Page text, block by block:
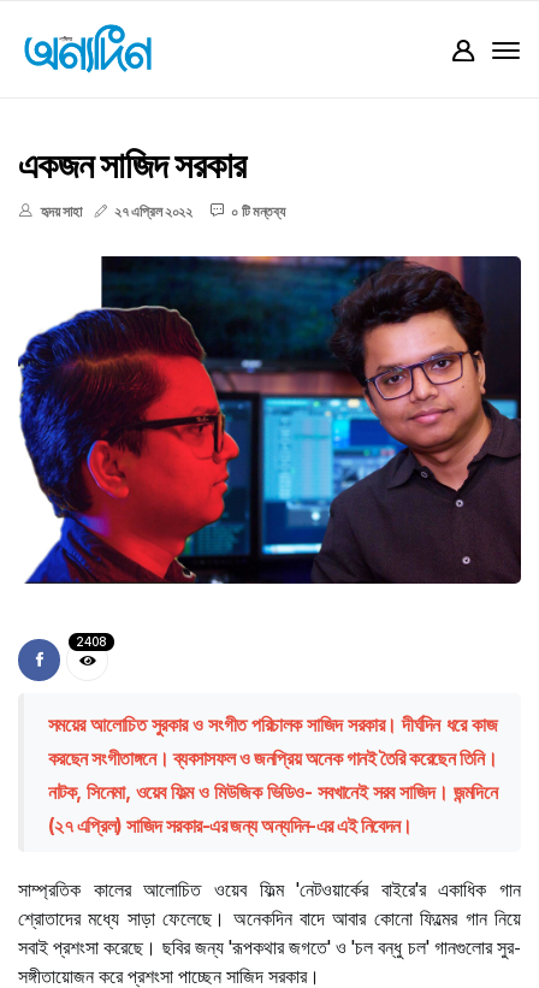
একজন সাজিদ সরকার
হৃদয় সাহা ২৭ এপ্রিল ২০২২ ০ টি মন্তব্য
2408
সময়ের আলোচিত সুরকার ও সংগীত পরিচালক সাজিদ সরকার। দীর্ঘদিন ধরে কাজ
করছেন সংগীতাঙ্গনে। ব্যবসাসফল ও জনপ্রিয় অনেক গানই তৈরি করেছেন তিনি।
নাটক, সিনেমা, ওয়েব ফিল্ম ও মিউজিক ভিডিও- সবখানেই সরব সাজিদ। জন্মদিনে
(২৭ এপ্রিল) সাজিদ সরকার-এর জন্য অন্যদিন-এর এই নিবেদন।
সাম্প্রতিক কালের আলোচিত ওয়েব ফিল্ম 'নেটওয়ার্কের বাইরে'র একাধিক গান
শ্রোতাদের মধ্যে সাড়া ফেলেছে। অনেকদিন বাদে আবার কোনো ফিল্মের গান নিয়ে
সবাই প্রশংসা করেছে। ছবির জন্য 'রূপকথার জগতে' ও 'চল বন্ধু চল' গানগুলোর সুর-
সঙ্গীতায়োজন করে প্রশংসা পাচ্ছেন সাজিদ সরকার।